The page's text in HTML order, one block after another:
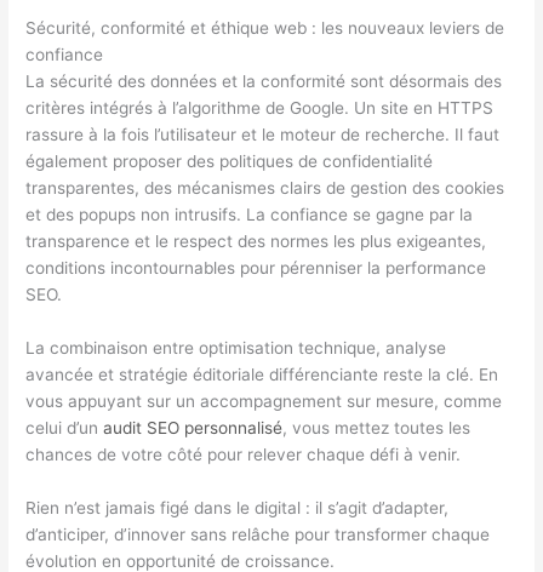
Sécurité, conformité et éthique web : les nouveaux leviers de
confiance
La sécurité des données et la conformité sont désormais des
critères intégrés à l’algorithme de Google. Un site en HTTPS
rassure à la fois l’utilisateur et le moteur de recherche. Il faut
également proposer des politiques de confidentialité
transparentes, des mécanismes clairs de gestion des cookies
et des popups non intrusifs. La confiance se gagne par la
transparence et le respect des normes les plus exigeantes,
conditions incontournables pour pérenniser la performance
SEO.
La combinaison entre optimisation technique, analyse
avancée et stratégie éditoriale différenciante reste la clé. En
vous appuyant sur un accompagnement sur mesure, comme
celui d’unaudit SEO personnalisé, vous mettez toutes les
chances de votre côté pour relever chaque défi à venir.
Rien n’est jamais figé dans le digital : il s’agit d’adapter,
d’anticiper, d’innover sans relâche pour transformer chaque
évolution en opportunité de croissance.